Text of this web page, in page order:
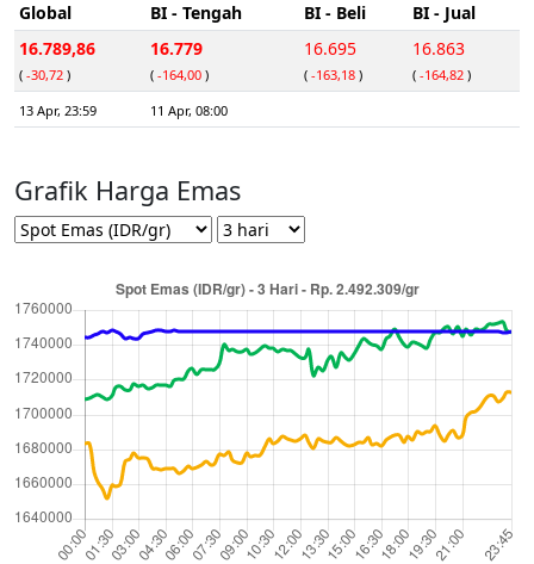
Global BI - Tengah BI - Beli
BI - Jual
16.789,86
( -30,72 )
16.779
( -164,00 )
16.695
( -163,18 )
16.863
( -164,82 )
13 Apr, 23:59
11 Apr, 08:00
Grafik Harga Emas